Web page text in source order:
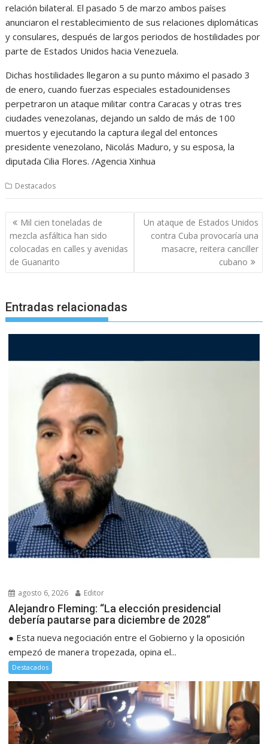
relación bilateral. El pasado 5 de marzo ambos países
anunciaron el restablecimiento de sus relaciones diplomáticas
y consulares, después de largos periodos de hostilidades por
parte de Estados Unidos hacia Venezuela.
Dichas hostilidades llegaron a su punto máximo el pasado 3
de enero, cuando fuerzas especiales estadounidenses
perpetraron un ataque militar contra Caracas y otras tres
ciudades venezolanas, dejando un saldo de más de 100
muertos y ejecutando la captura ilegal del entonces
presidente venezolano, Nicolás Maduro, y su esposa, la
diputada Cilia Flores. /Agencia Xinhua
Destacados
Navegación
de
entradas
Mil cien toneladas de
mezcla asfáltica han sido
colocadas en calles y avenidas
de Guanarito
Un ataque de Estados Unidos
contra Cuba provocaría una
masacre, reitera canciller
cubano
Entradas relacionadas
agosto 6, 2026 Editor
Alejandro Fleming: “La elección presidencial
debería pautarse para diciembre de 2028”
● Esta nueva negociación entre el Gobierno y la oposición
empezó de manera tropezada, opina el...
Destacados